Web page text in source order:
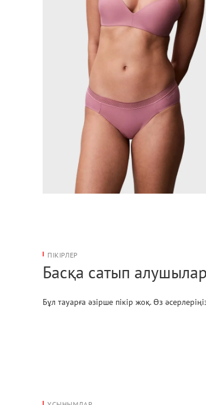
ПІКІРЛЕР
Басқа сатып
Бұл тауарға әзірше пікір жоқ. Өз